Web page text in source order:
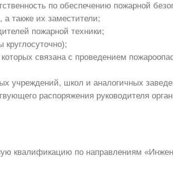
по обеспечению пожарной
также их заместители;
пожарной техники;
связана с проведением
учреждений, школ и аналогичных
распоряжения руководителя
квалификацию по направлениям